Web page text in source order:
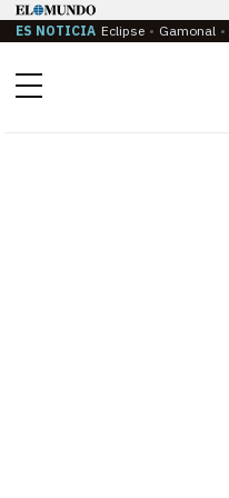
ES NOTICIA Eclipse Gamonal
Menú